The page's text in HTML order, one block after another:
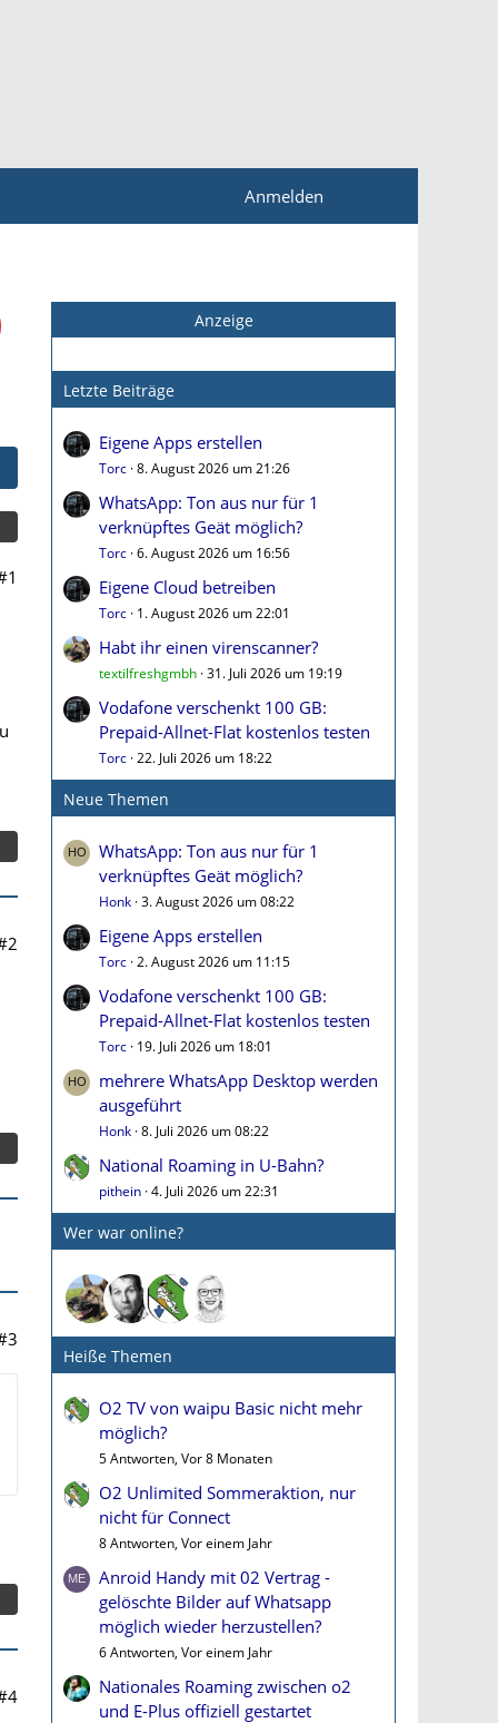
Anmelden
Anzeige
Letzte Beiträge
Eigene Apps erstellen
Torc 8. August 2026 um 21:26
WhatsApp: Ton aus nur für 1
verknüpftes Geät möglich?
Torc 6. August 2026 um 16:56
Eigene Cloud betreiben
Torc 1. August 2026 um 22:01
Habt ihr einen virenscanner?
textilfreshgmbh 31. Juli 2026 um 19:19
Vodafone verschenkt 100 GB:
Prepaid-Allnet-Flat kostenlos testen
Torc 22. Juli 2026 um 18:22
Neue Themen
WhatsApp: Ton aus nur für 1
verknüpftes Geät möglich?
Honk 3. August 2026 um 08:22
Eigene Apps erstellen
Torc 2. August 2026 um 11:15
Vodafone verschenkt 100 GB:
Prepaid-Allnet-Flat kostenlos testen
Torc 19. Juli 2026 um 18:01
mehrere WhatsApp Desktop werden
ausgeführt
Honk 8. Juli 2026 um 08:22
National Roaming in U-Bahn?
pithein 4. Juli 2026 um 22:31
Wer war online?
Heiße Themen
O2 TV von waipu Basic nicht mehr
möglich?
5 Antworten, Vor 8 Monaten
O2 Unlimited Sommeraktion, nur
nicht für Connect
8 Antworten, Vor einem Jahr
Anroid Handy mit 02 Vertrag -
gelöschte Bilder auf Whatsapp
möglich wieder herzustellen?
6 Antworten, Vor einem Jahr
Nationales Roaming zwischen o2
und E-Plus offiziell gestartet